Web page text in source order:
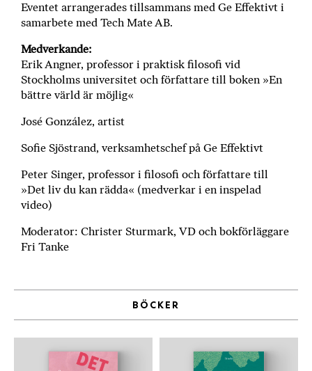
Eventet arrangerades tillsammans med Ge Effektivt i
samarbete med Tech Mate AB.
Medverkande:
Erik Angner, professor i praktisk filosofi vid
Stockholms universitet och författare till boken »En
bättre värld är möjlig«
José González, artist
Sofie Sjöstrand, verksamhetschef på Ge Effektivt
Peter Singer, professor i filosofi och författare till
»Det liv du kan rädda« (medverkar i en inspelad
video)
Moderator: Christer Sturmark, VD och bokförläggare
Fri Tanke
BÖCKER